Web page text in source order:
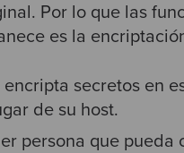
Por lo que las
es la
encripta secretos en
de su host.
persona que pueda